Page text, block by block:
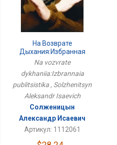
На Возврате
Дыхания:Избранная
Публицистика
Na vozvrate
dykhaniia:Izbrannaia
publitsistika , Solzhenitsyn
Aleksandr Isaevich
Солженицын
Александр Исаевич
Артикул: 1112061